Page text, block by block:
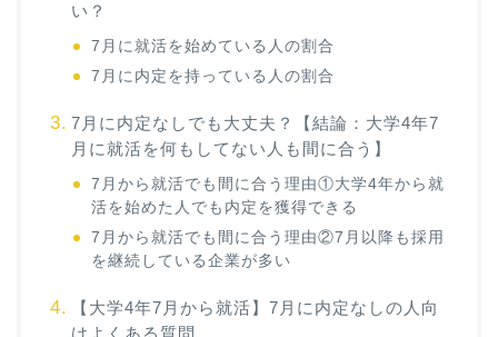
い？
7月に就活を始めている人の割合
7月に内定を持っている人の割合
7月に内定なしでも大丈夫？【結論：大学4年7
月に就活を何もしてない人も間に合う】
7月から就活でも間に合う理由①大学4年から就
活を始めた人でも内定を獲得できる
7月から就活でも間に合う理由②7月以降も採用
を継続している企業が多い
【大学4年7月から就活】7月に内定なしの人向